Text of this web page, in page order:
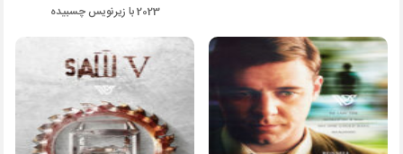
2023 با زیرنویس چسبیده